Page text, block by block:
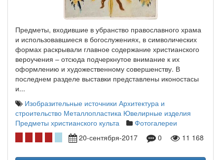
Предметы, входившие в убранство православного храма
и использовавшиеся в богослужениях, в символических
формах раскрывали главное содержание христианского
вероучения – отсюда подчеркнутое внимание к их
оформлению и художественному совершенству. В
последнем разделе выставки представлены иконостасы
и...
Изобразительные источники Архитектура и
строительство Металлопластика Ювелирные изделия
Предметы христианского культа
Фотогалереи
20-сентября-2017
0 11 168